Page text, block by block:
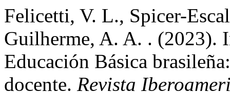
Felicetti, V. L., Spicer-
Guilherme, A. A. . (2023).
Educación Básica
docente. Revista